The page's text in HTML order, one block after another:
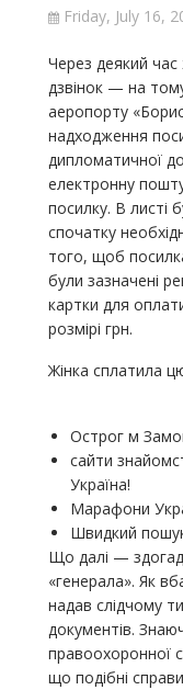
Friday, July 16,
Через деякий
дзвінок — на
аеропорту
надходження
дипломатичної
електронну
посилку. В листі
спочатку
того, щоб
були зазначені
картки для
розмірі грн.
Жінка сплатила
Острог м
сайти
Україна!
Марафони
Швидкий
Що далі —
«генерала». Як
надав слідчому
документів.
правоохоронної
що подібні